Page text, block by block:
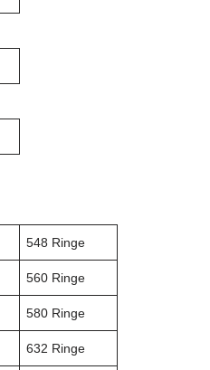
548 Ringe
560 Ringe
580 Ringe
632 Ringe